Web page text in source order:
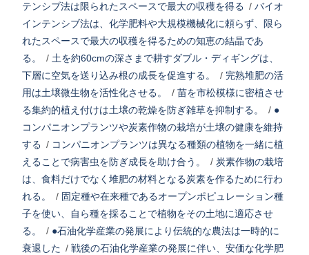
テンシブ法は限られたスペースで最大の収穫を得る / バイオ
インテンシブ法は、化学肥料や大規模機械化に頼らず、限ら
れたスペースで最大の収穫を得るための知恵の結晶であ
る。
/ 土を約60cmの深さまで耕すダブル・ディギングは、
下層に空気を送り込み根の成長を促進する。
/ 完熟堆肥の活
用は土壌微生物を活性化させる。
/ 苗を市松模様に密植させ
る集約的植え付けは土壌の乾燥を防ぎ雑草を抑制する。
/ ●
コンパニオンプランツや炭素作物の栽培が土壌の健康を維持
する / コンパニオンプランツは異なる種類の植物を一緒に植
えることで病害虫を防ぎ成長を助け合う。
/ 炭素作物の栽培
は、食料だけでなく堆肥の材料となる炭素を作るために行わ
れる。
/ 固定種や在来種であるオープンポピュレーション種
子を使い、自ら種を採ることで植物をその土地に適応させ
る。
/ ●石油化学産業の発展により伝統的な農法は一時的に
衰退した / 戦後の石油化学産業の発展に伴い、安価な化学肥